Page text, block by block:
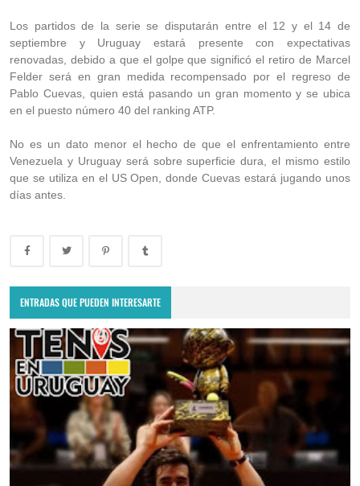
Los partidos de la serie se disputarán entre el 12 y el 14 de
septiembre y Uruguay estará presente con expectativas
renovadas, debido a que el golpe que significó el retiro de Marcel
Felder será en gran medida recompensado por el regreso de
Pablo Cuevas, quien está pasando un gran momento y se ubica
en el puesto número 40 del ranking ATP.
No es un dato menor el hecho de que el enfrentamiento entre
Venezuela y Uruguay será sobre superficie dura, el mismo estilo
que se utiliza en el US Open, donde Cuevas estará jugando unos
días antes.
ENTRADAS QUE PUEDEN INTERESARTE